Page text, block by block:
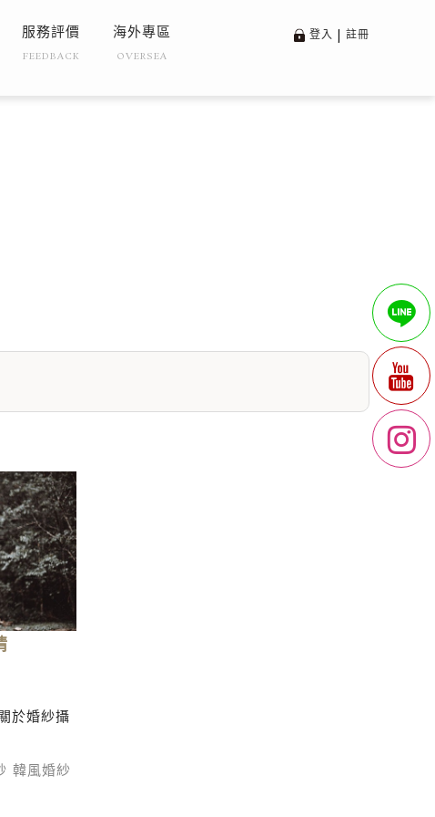
服務評價
FEEDBACK
海外專區
OVERSEA
登入 註冊
於婚紗攝
韓風婚紗